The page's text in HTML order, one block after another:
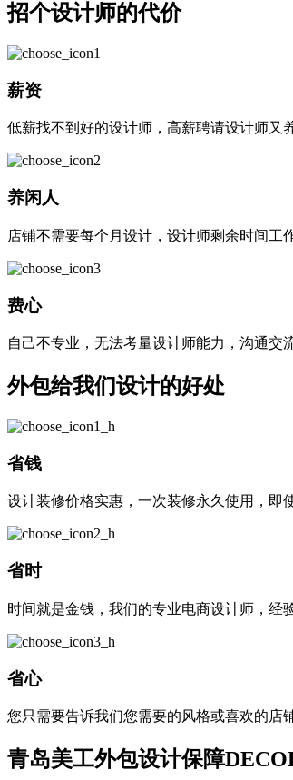
招个设计师的代价
薪资
低薪找不到好的设计师，高薪聘请设计师又
养闲人
店铺不需要每个月设计，设计师剩余时间工
费心
自己不专业，无法考量设计师能力，沟通交
外包给我们设计的好处
省钱
设计装修价格实惠，一次装修永久使用，即
省时
时间就是金钱，我们的专业电商设计师，经
省心
您只需要告诉我们您需要的风格或喜欢的店
青岛美工外包设计保障